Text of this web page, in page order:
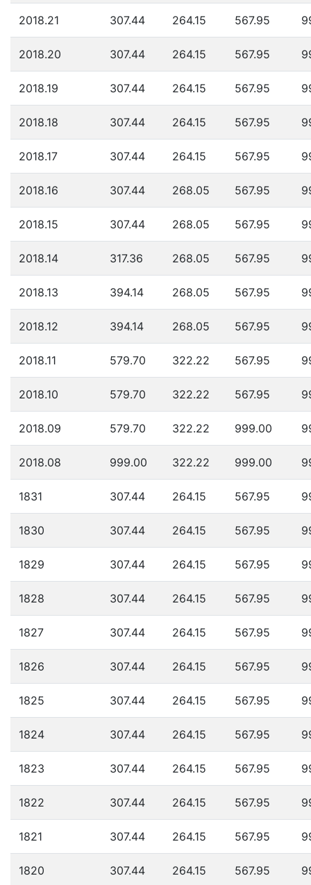
2018.21 307.44 264.15 567.95
2018.20 307.44 264.15 567.95
2018.19 307.44 264.15 567.95
2018.18 307.44 264.15 567.95
2018.17 307.44 264.15 567.95
2018.16 307.44 268.05 567.95
2018.15 307.44 268.05 567.95
2018.14 317.36 268.05 567.95
2018.13 394.14 268.05 567.95
2018.12 394.14 268.05 567.95
2018.11 579.70 322.22 567.95
2018.10 579.70 322.22 567.95
2018.09 579.70 322.22 999.00
2018.08 999.00 322.22 999.00
1831 307.44 264.15 567.95
1830 307.44 264.15 567.95
1829 307.44 264.15 567.95
1828 307.44 264.15 567.95
1827 307.44 264.15 567.95
1826 307.44 264.15 567.95
1825 307.44 264.15 567.95
1824 307.44 264.15 567.95
1823 307.44 264.15 567.95
1822 307.44 264.15 567.95
1821 307.44 264.15 567.95
1820 307.44 264.15 567.95